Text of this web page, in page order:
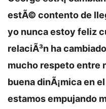
estÃ© contento de
yo nunca estoy feliz
relaciÃ³n ha
mucho respeto entre
buena dinÃ¡mica en
estamos empujando